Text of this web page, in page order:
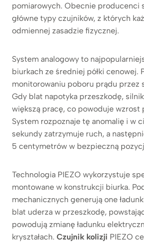
pomiarowych. Obecnie producenci
główne typy czujników, z których
odmiennej zasadzie fizycznej.
System analogowy to
biurkach ze średniej półki cenowej.
monitorowaniu poboru prądu przez
Gdy blat napotyka przeszkodę,
większą pracę, co powoduje wzrost
System rozpoznaje tę anomalię i w
sekundy zatrzymuje ruch, a
5 centymetrów w bezpieczną
Technologia PIEZO wykorzystuje
montowane w konstrukcji biurka.
mechanicznych generują one
blat uderza w przeszkodę,
powodują zmianę ładunku
kryształach. Czujnik kolizji PIEZO